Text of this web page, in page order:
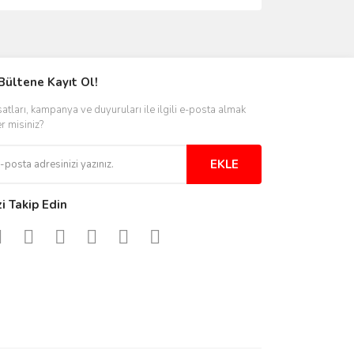
Kayıt Ol!
kampanya ve duyuruları ile ilgili e-posta almak
misiniz?
EKLE
Takip Edin